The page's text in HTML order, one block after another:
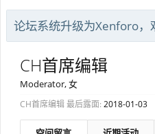
论坛系统升级为Xenforo，
CH首席编辑
Moderator, 女
CH首席编辑 最后露面: 2018-01-03